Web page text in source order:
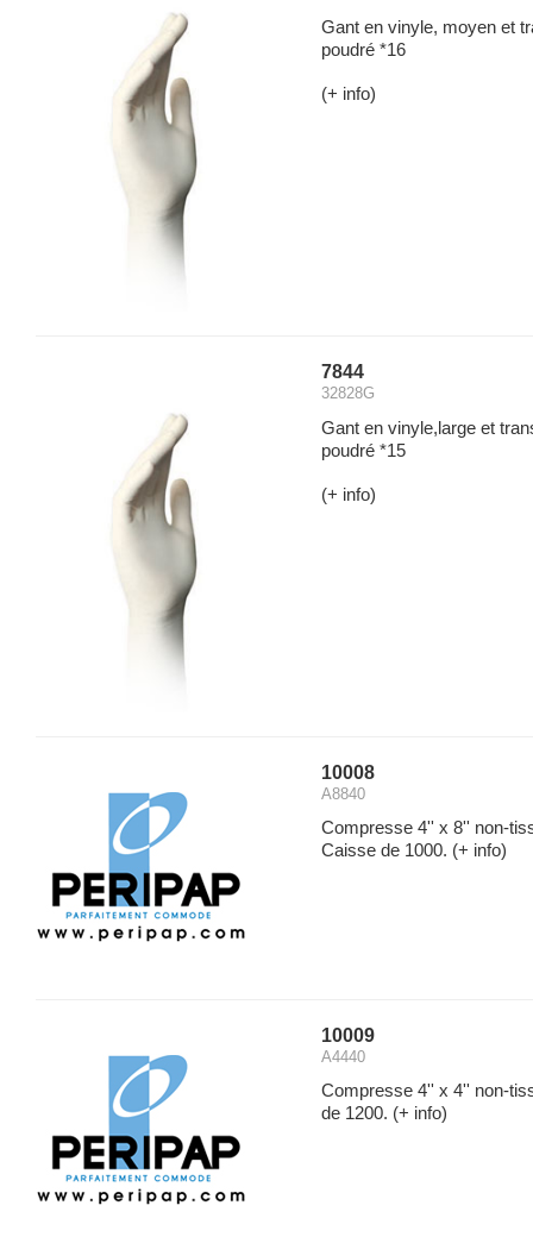
Gant en vinyle, moyen et
poudré *16
(+ info)
7844
32828G
Gant en vinyle,large et
poudré *15
(+ info)
10008
A8840
Compresse 4'' x 8'' non-
Caisse de 1000. (+ info)
10009
A4440
Compresse 4'' x 4'' non-
de 1200. (+ info)